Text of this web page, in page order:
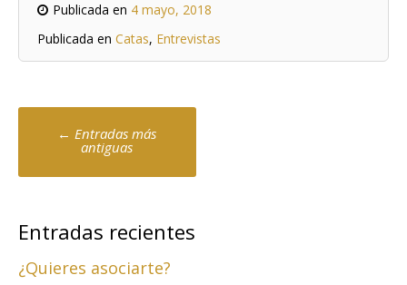
Publicada en 4 mayo, 2018
Publicada en Catas, Entrevistas
Ir
entradas
← Entradas más
antiguas
Entradas recientes
¿Quieres asociarte?